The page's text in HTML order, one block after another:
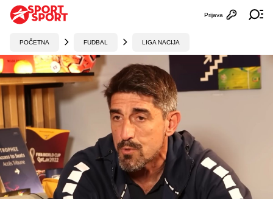
Otvori
Prijava
POČETNA FUDBAL LIGA NACIJA